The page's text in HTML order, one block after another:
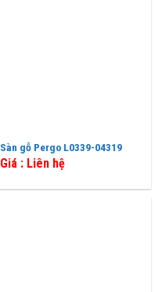
Sàn gỗ Pergo L0339-04319
Giá : Liên hệ